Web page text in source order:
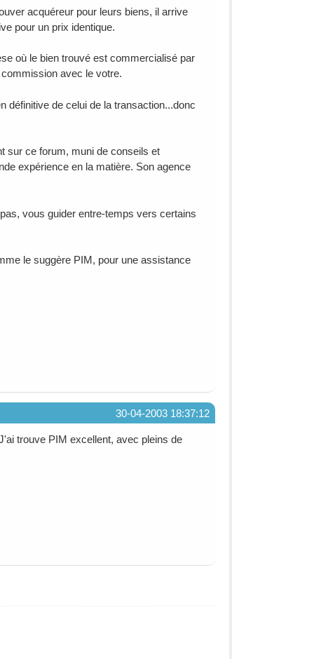
acquéreur pour leurs biens, il arrive
pour un prix identique.
où le bien trouvé est commercialisé par
avec le votre.
définitive de celui de la transaction...donc
sur ce forum, muni de conseils et
expérience en la matière. Son agence
vous guider entre-temps vers certains
le suggère PIM, pour une assistance
30-04-2003 18:37:12
trouve PIM excellent, avec pleins de